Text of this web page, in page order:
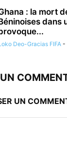
: la mort
dans
Deo-Gracias FIFA -
UN